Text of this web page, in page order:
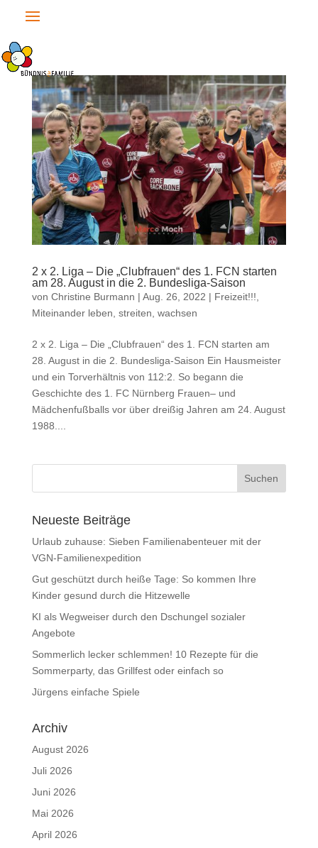
2 x 2. Liga – Die „Clubfrauen“ des 1. FCN starten
am 28. August in die 2. Bundesliga-Saison
von Christine Burmann | Aug. 26, 2022 | Freizeit!!!
Miteinander leben, streiten, wachsen
2 x 2. Liga – Die „Clubfrauen“ des 1. FCN starten am
28. August in die 2. Bundesliga-Saison Ein Hausmeister
und ein Torverhältnis von 112:2. So begann die
Geschichte des 1. FC Nürnberg Frauen– und
Mädchenfußballs vor über dreißig Jahren am 24. August
1988....
Neueste Beiträge
Urlaub zuhause: Sieben Familienabenteuer mit der
VGN-Familienexpedition
Gut geschützt durch heiße Tage: So kommen Ihre
Kinder gesund durch die Hitzewelle
KI als Wegweiser durch den Dschungel sozialer
Angebote
Sommerlich lecker schlemmen! 10 Rezepte für die
Sommerparty, das Grillfest oder einfach so
Jürgens einfache Spiele
Archiv
August 2026
Juli 2026
Juni 2026
Mai 2026
April 2026